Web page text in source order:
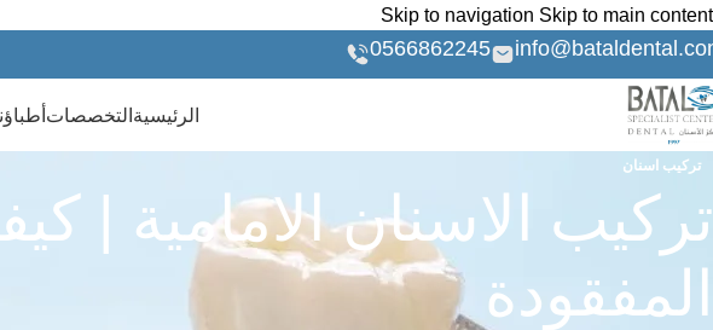
Skip to navigation Skip to main content
0566862245
الرئيسية التخصصات
تركيب اسنان
تركيب الاسنان الامامية |
المفقودة